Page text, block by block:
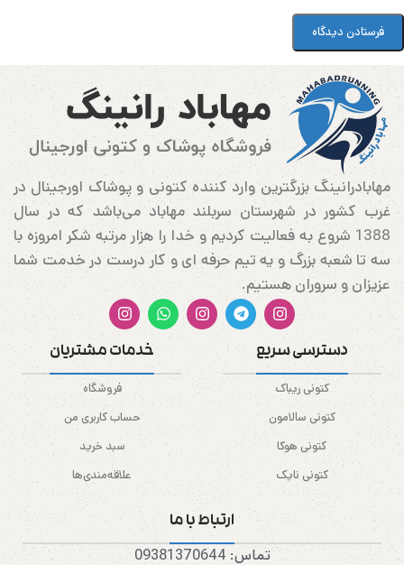
مهابادرانینگ بزرگترین وارد کننده کتونی و پوشاک اورجینال در
غرب کشور در شهرستان سربلند مهاباد می‌باشد که در سال
1388 شروع به فعالیت کردیم و خدا را هزار مرتبه شکر امروزه با
سه تا شعبه بزرگ و یه تیم حرفه ای و کار درست در خدمت شما
عزیزان و سروران هستیم.
دسترسی سریع
کتونی ریباک
کتونی سالامون
کتونی هوکا
کتونی نایک
خدمات مشتریان
فروشگاه
حساب کاربری من
سبد خرید
علاقه‌مندی‌ها
ارتباط با ما
تماس: 09381370644